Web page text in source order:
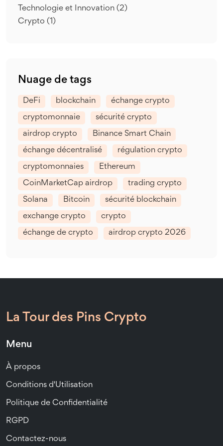
Technologie et Innovation (2)
Crypto (1)
Nuage de tags
DeFi blockchain échange crypto
cryptomonnaie sécurité crypto
airdrop crypto Binance Smart Chain
échange décentralisé régulation crypto
cryptomonnaies Ethereum
CoinMarketCap airdrop trading crypto
Solana Bitcoin sécurité blockchain
exchange crypto crypto
échange de crypto airdrop crypto 2026
La Tour des Pins Crypto
Menu
À propos
Conditions d'Utilisation
Politique de Confidentialité
RGPD
Contactez-nous